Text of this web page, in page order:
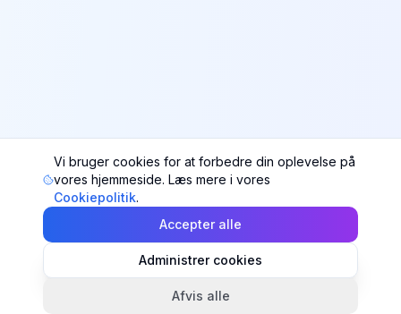
Vi bruger cookies for at forbedre din oplevelse på
vores hjemmeside. Læs mere i vores
Cookiepolitik.
Accepter alle
Administrer cookies
Afvis alle